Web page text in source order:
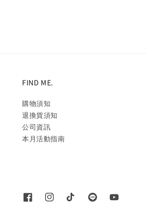
FIND ME.
購物須知
退換貨須知
公司資訊
本月活動指南